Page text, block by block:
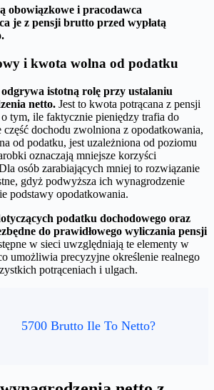
obowiązkowe i pracodawca
je z pensji brutto przed wypłatą
i kwota wolna od podatku
istotną rolę przy ustalaniu
netto. Jest to kwota potrącana z pensji
tym, ile faktycznie pieniędzy trafia do
dochodu zwolniona z opodatkowania,
od podatku, jest uzależniona od poziomu
oznaczają mniejsze korzyści
osób zarabiających mniej to rozwiązanie
gdyż podwyższa ich wynagrodzenie
podstawy opodatkowania.
podatku dochodowego oraz
do prawidłowego wyliczania pensji
w sieci uwzględniają te elementy w
umożliwia precyzyjne określenie realnego
potrąceniach i ulgach.
5700 Brutto Ile To Netto?